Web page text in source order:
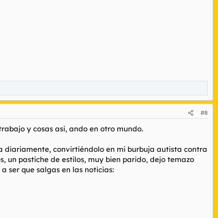
#8
y cosas asi, ando en otro mundo.
diariamente, convirtiéndolo en mi burbuja autista contra
un pastiche de estilos, muy bien parido, dejo temazo
ser que salgas en las noticias: